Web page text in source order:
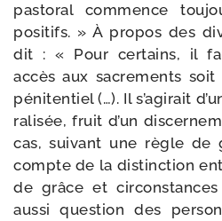
pas­to­ral com­mence
posi­tifs. » À pro­pos des
dit : « Pour cer­tains, il
accès aux sacre­ments soit
péni­ten­tiel (…). Il s’a­gi­rait
ra­li­sée, fruit d’un
cas, sui­vant une règle de
compte de la dis­tinc­tion
de grâce et
aus­si ques­tion des